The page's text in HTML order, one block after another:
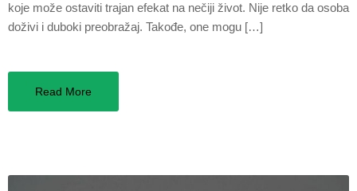
koje može ostaviti trajan efekat na nečiji život. Nije retko da osoba
doživi i duboki preobražaj. Takođe, one mogu […]
Read More